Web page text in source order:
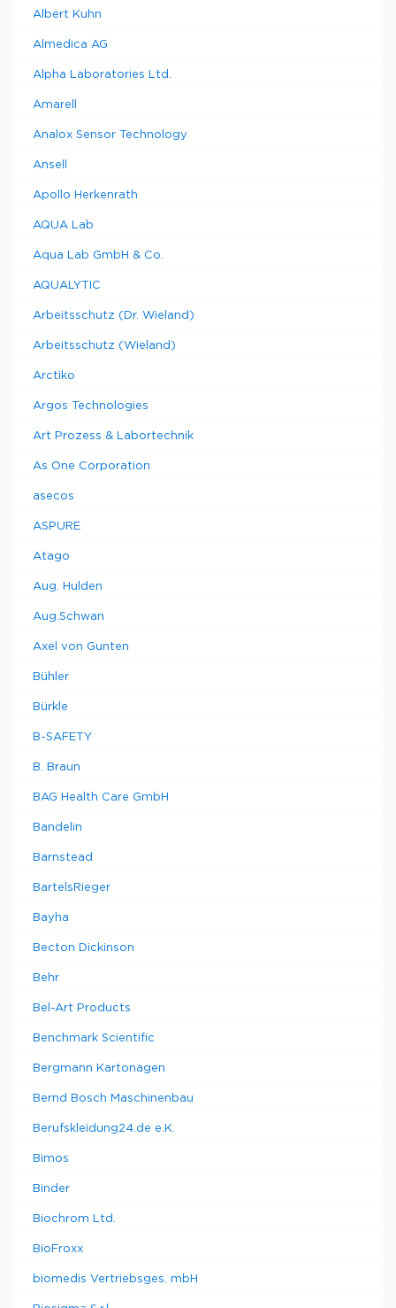
Albert Kuhn
Almedica AG
Alpha Laboratories Ltd.
Amarell
Analox Sensor Technology
Ansell
Apollo Herkenrath
AQUA Lab
Aqua Lab GmbH & Co.
AQUALYTIC
Arbeitsschutz (Dr. Wieland)
Arbeitsschutz (Wieland)
Arctiko
Argos Technologies
Art Prozess & Labortechnik
As One Corporation
asecos
ASPURE
Atago
Aug. Hulden
Aug.Schwan
Axel von Gunten
Bühler
Bürkle
B-SAFETY
B. Braun
BAG Health Care GmbH
Bandelin
Barnstead
BartelsRieger
Bayha
Becton Dickinson
Behr
Bel-Art Products
Benchmark Scientific
Bergmann Kartonagen
Bernd Bosch Maschinenbau
Berufskleidung24.de e.K.
Bimos
Binder
Biochrom Ltd.
BioFroxx
biomedis Vertriebsges. mbH